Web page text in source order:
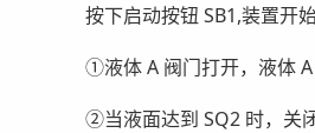
按下启动按钮 SB1,装置开
①液体 A 阀门打开，液体 A
②当液面达到 SQ2 时，关